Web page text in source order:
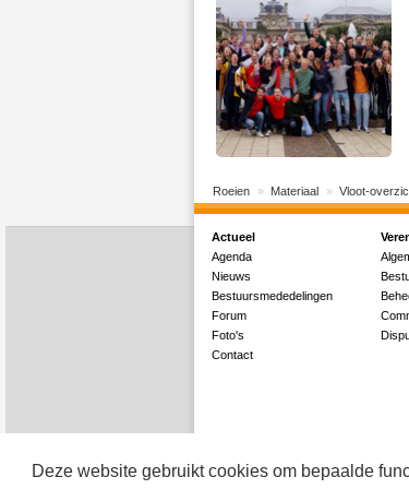
Deze website gebruikt cookies om bepaalde
Roeien Materiaal Vloot-
Actueel
Agenda
Nieuws
Bestuursmededelingen
Forum
Foto's
Contact